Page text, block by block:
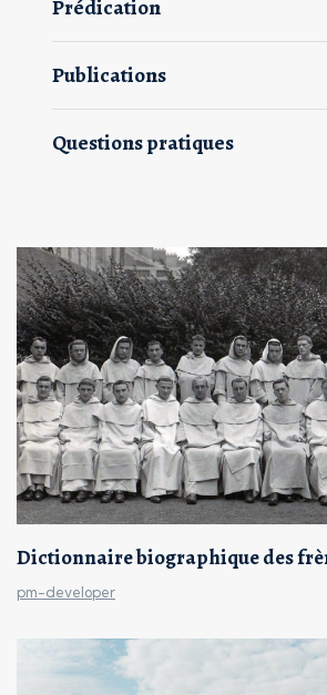
Prédication
Publications
Questions pratiques
Dictionnaire biographique des
pm-developer